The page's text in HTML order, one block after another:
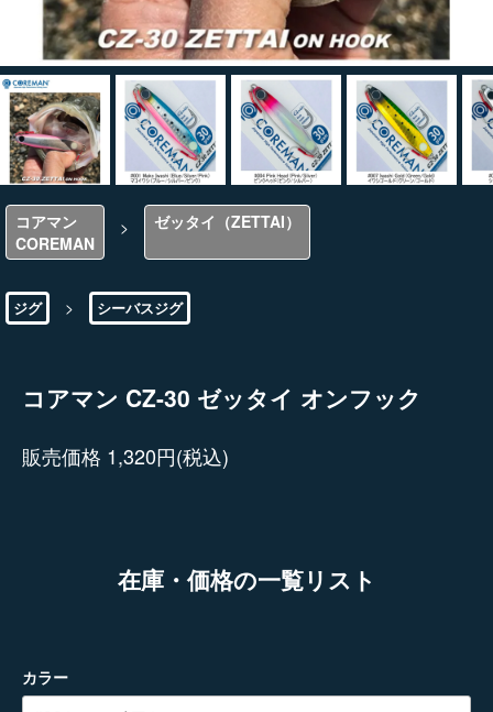
コアマン
COREMAN
> ゼッタイ（ZETTAI）
ジグ > シーバスジグ
コアマン CZ-30 ゼッタイ オンフック
販売価格 1,320円(税込)
在庫・価格の一覧リスト
カラー